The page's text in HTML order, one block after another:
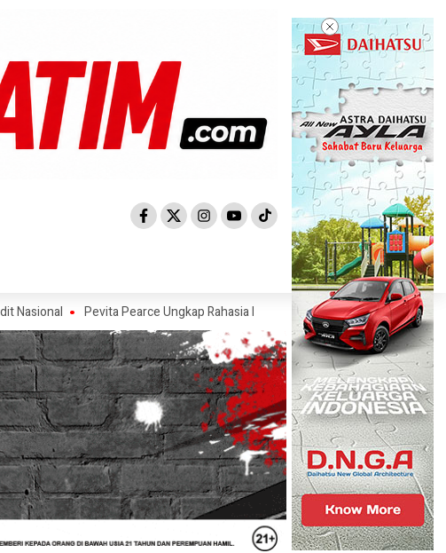
Pevita Pearce Ungkap Rahasia Mengelola Finansial Bareng Sahabat Ajaib